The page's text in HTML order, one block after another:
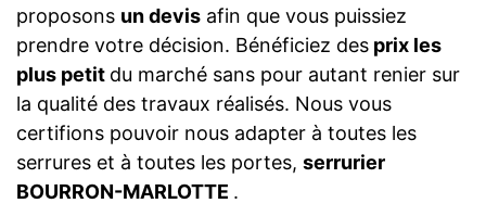
proposons un devis afin que vous puissiez
prendre votre décision. Bénéficiez des prix les
plus petit du marché sans pour autant renier sur
la qualité des travaux réalisés. Nous vous
certifions pouvoir nous adapter à toutes les
serrures et à toutes les portes, serrurier
BOURRON-MARLOTTE .